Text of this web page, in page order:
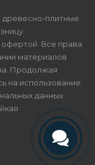
древесно-плитные
Все права
материалов
Продолжая
на использование
данных